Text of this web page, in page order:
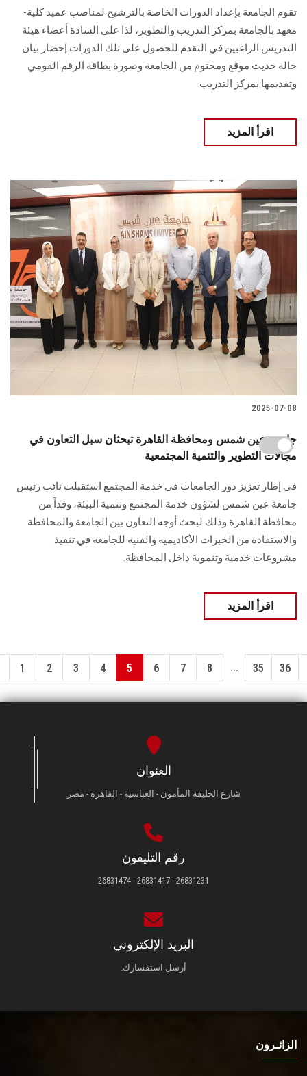
تقوم الجامعة بإعداد الدورات الخاصة بالترشيح لمناصب عميد كلية-
معهد بالجامعة بمركز التدريب والتطوير، لذا على السادة أعضاء هيئة
التدريس الراغبين في التقدم للحصول على تلك الدورات إحضار بيان
حالة حديث موقع ومختوم من الجامعة وصورة بطاقة الرقم القومي
وتقديمها بمركز التدريب
اقرأ المزيد
2025-07-08
جامعة عين شمس ومحافظة القاهرة تبحثان سبل التعاون في
مجالات التطوير والتنمية المجتمعية
في إطار تعزيز دور الجامعات في خدمة المجتمع استقبلت نائب رئيس
جامعة عين شمس لشؤون خدمة المجتمع وتنمية البيئة، وفداً من
محافظة القاهرة وذلك لبحث أوجه التعاون بين الجامعة والمحافظة
والاستفادة من الخبرات الأكاديمية والفنية للجامعة في تنفيذ
مشروعات خدمية وتنموية داخل المحافظة.
اقرأ المزيد
1 2 3 4 5 6 7 8 ... 35 36
العنوان
شارع الخليفة المأمون - العباسية - القاهرة - مصر
رقم التليفون
26831231 - 26831417 - 26831474
البريد الإلكتروني
أرسل استفسارك.
الزائـرون